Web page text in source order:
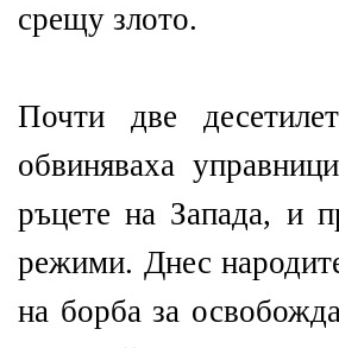
срещу злото.
Почти две
обвиняваха
ръцете на Запада, и
режими. Днес
на борба за